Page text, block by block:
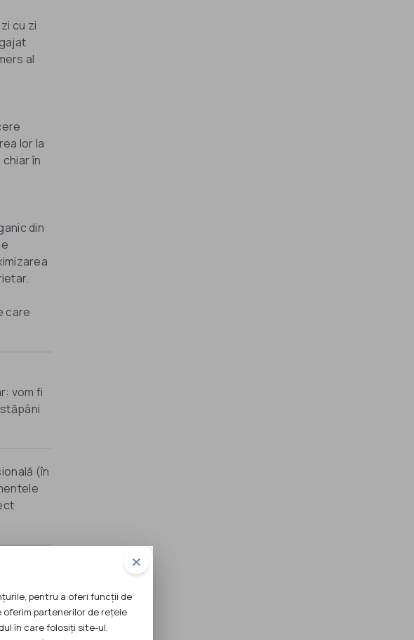
cu zi
al
lor la
în
din
care
vom fi
(în
41758097
Mures
pentru a oferi funcții de
oferim partenerilor de rețele
în care folosiți site-ul.